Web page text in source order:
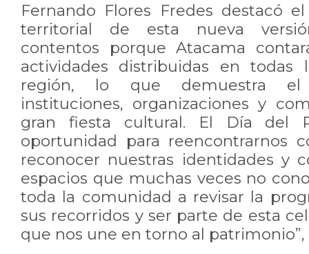
Fernando Flores Fredes destacó
territorial de esta nueva
contentos porque Atacama
actividades distribuidas en todas
región, lo que demuestra el
instituciones, organizaciones y
gran fiesta cultural. El Día del
oportunidad para reencontrarnos
reconocer nuestras identidades y
espacios que muchas veces no
toda la comunidad a revisar la
sus recorridos y ser parte de esta
que nos une en torno al